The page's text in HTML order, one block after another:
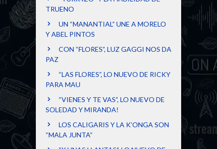
TRUENO
UN “MANANTIAL” UNE A MORELO
Y ABEL PINTOS
CON “FLORES”, LUZ GAGGI NOS DA
PAZ
“LAS FLORES”, LO NUEVO DE RICKY
PARA MAU
“VIENES Y TE VAS”, LO NUEVO DE
SOLEDAD Y MIRANDA!
LOS CALIGARIS Y LA K’ONGA SON
“MALA JUNTA”